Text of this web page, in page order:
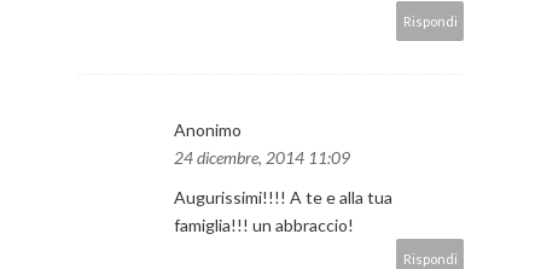
Rispondi
Anonimo
24 dicembre, 2014 11:09
Augurissimi!!!! A te e alla tua
famiglia!!! un abbraccio!
Rispondi